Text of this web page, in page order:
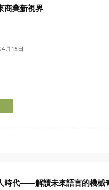
業新視界
月19日
時代——解讀未來語言的機械